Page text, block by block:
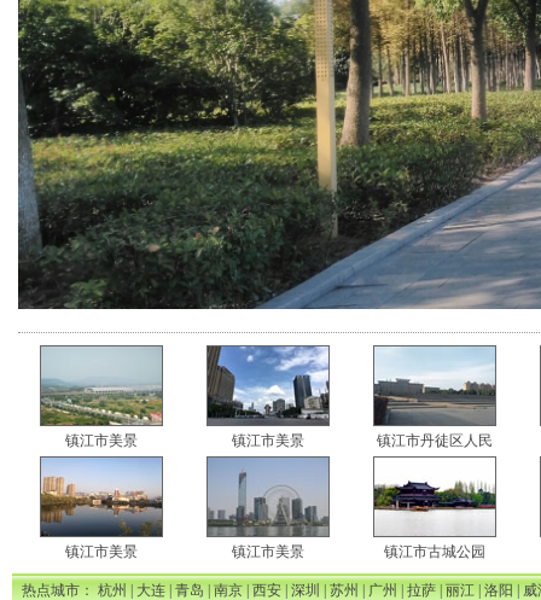
镇江市美景 镇江市美景 镇江市丹徒区人民
镇江市美景 镇江市美景 镇江市古城公园
热点城市：杭州|大连|青岛|南京|西安|深圳|苏州|广州|拉萨|丽江|洛阳|威